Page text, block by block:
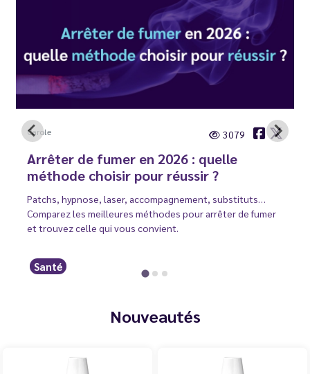
Carole 3079
Arrêter de fumer en 2026 : quelle
méthode choisir pour réussir ?
Patchs, hypnose, laser, accompagnement, substituts…
Comparez les meilleures méthodes pour arrêter de fumer
et trouvez celle qui vous convient.
Santé
Nouveautés